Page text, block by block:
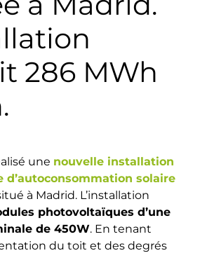
286 MWh
une nouvelle installation
d’autoconsommation solaire
à Madrid. L’installation
photovoltaïques d’une
de 450W. En tenant
du toit et des degrés